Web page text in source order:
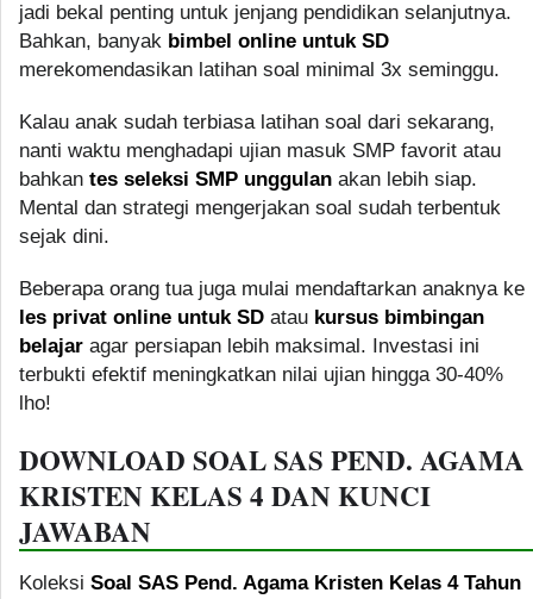
jadi bekal penting untuk jenjang pendidikan selanjutnya.
Bahkan, banyak bimbel online untuk SD
merekomendasikan latihan soal minimal 3x seminggu.
Kalau anak sudah terbiasa latihan soal dari sekarang,
nanti waktu menghadapi ujian masuk SMP favorit atau
bahkan tes seleksi SMP unggulan akan lebih siap.
Mental dan strategi mengerjakan soal sudah terbentuk
sejak dini.
Beberapa orang tua juga mulai mendaftarkan anaknya ke
les privat online untuk SD atau kursus bimbingan
belajar agar persiapan lebih maksimal. Investasi ini
terbukti efektif meningkatkan nilai ujian hingga 30-40%
lho!
DOWNLOAD SOAL SAS PEND. AGAMA
KRISTEN KELAS 4 DAN KUNCI
JAWABAN
Koleksi Soal SAS Pend. Agama Kristen Kelas 4 Tahun